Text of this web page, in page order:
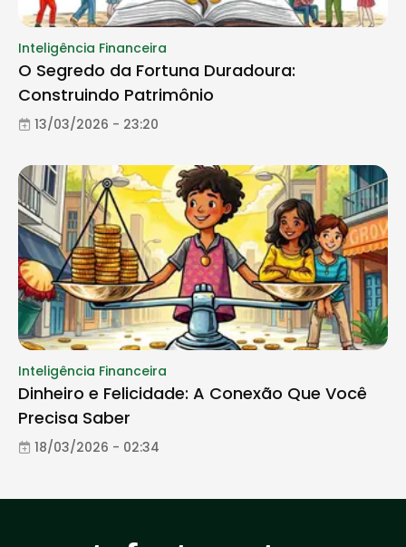
Inteligência Financeira
O Segredo da Fortuna Duradoura:
Construindo Patrimônio
13/03/2026 - 23:20
Inteligência Financeira
Dinheiro e Felicidade: A Conexão Que Você
Precisa Saber
18/03/2026 - 02:34